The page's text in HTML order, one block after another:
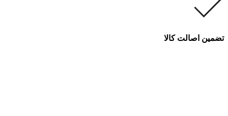
تضمین اصالت کالا